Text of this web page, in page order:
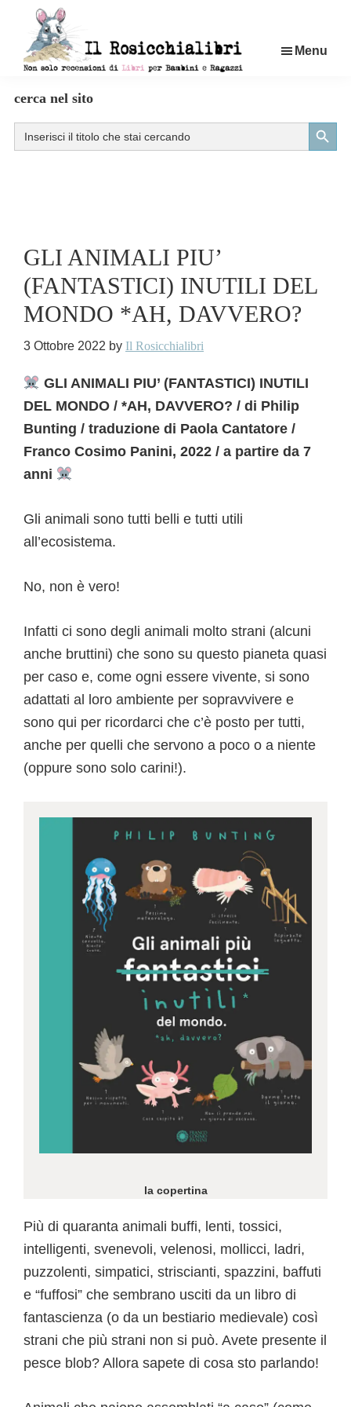
contenuto
di
libri
per
Menu
cerca nel sito
Search
for:
Search Button
GLI ANIMALI PIU’
(FANTASTICI) INUTILI DEL
MONDO *AH, DAVVERO?
3 Ottobre 2022 by Il Rosicchialibri
GLI ANIMALI PIU’ (FANTASTICI) INUTILI
DEL MONDO / *AH, DAVVERO? / di Philip
Bunting / traduzione di Paola Cantatore /
Franco Cosimo Panini, 2022 / a partire da 7
anni
Gli animali sono tutti belli e tutti utili
all’ecosistema.
No, non è vero!
Infatti ci sono degli animali molto strani (alcuni
anche bruttini) che sono su questo pianeta quasi
per caso e, come ogni essere vivente, si sono
adattati al loro ambiente per sopravvivere e
sono qui per ricordarci che c’è posto per tutti,
anche per quelli che servono a poco o a niente
(oppure sono solo carini!).
la copertina
Più di quaranta animali buffi, lenti, tossici,
intelligenti, svenevoli, velenosi, mollicci, ladri,
puzzolenti, simpatici, striscianti, spazzini, baffuti
e “fuffosi” che sembrano usciti da un libro di
fantascienza (o da un bestiario medievale) così
strani che più strani non si può. Avete presente il
pesce blob? Allora sapete di cosa sto parlando!